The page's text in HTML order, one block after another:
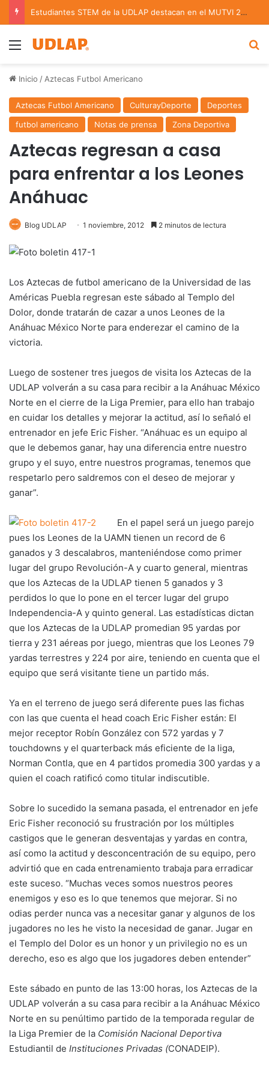
Estudiantes STEM de la UDLAP destacan en el MUTVI 2026
Menu
Inicio / Aztecas Futbol Americano
Aztecas Futbol Americano CulturayDeporte
Deportes
futbol americano
Notas de prensa Zona Deportiva
Aztecas regresan a casa
para enfrentar a los Leones
Anáhuac
Blog UDLAP 1 noviembre, 2012 2 minutos de lectura
Los Aztecas de futbol americano de la Universidad de las
Américas Puebla regresan este sábado al Templo del
Dolor, donde tratarán de cazar a unos Leones de la
Anáhuac México Norte para enderezar el camino de la
victoria.
Luego de sostener tres juegos de visita los Aztecas de la
UDLAP volverán a su casa para recibir a la Anáhuac México
Norte en el cierre de la Liga Premier, para ello han trabajo
en cuidar los detalles y mejorar la actitud, así lo señaló el
entrenador en jefe Eric Fisher. “Anáhuac es un equipo al
que le debemos ganar, hay una diferencia entre nuestro
grupo y el suyo, entre nuestros programas, tenemos que
respetarlo pero saldremos con el deseo de mejorar y
ganar”.
En el papel será un juego parejo
pues los Leones de la UAMN tienen un record de 6
ganados y 3 descalabros, manteniéndose como primer
lugar del grupo Revolución-A y cuarto general, mientras
que los Aztecas de la UDLAP tienen 5 ganados y 3
perdidos lo que lo pone en el tercer lugar del grupo
Independencia-A y quinto general. Las estadísticas dictan
que los Aztecas de la UDLAP promedian 95 yardas por
tierra y 231 aéreas por juego, mientras que los Leones 79
yardas terrestres y 224 por aire, teniendo en cuenta que el
equipo que será visitante tiene un partido más.
Ya en el terreno de juego será diferente pues las fichas
con las que cuenta el head coach Eric Fisher están: El
mejor receptor Robín González con 572 yardas y 7
touchdowns y el quarterback más eficiente de la liga,
Norman Contla, que en 4 partidos promedia 300 yardas y a
quien el coach ratificó como titular indiscutible.
Sobre lo sucedido la semana pasada, el entrenador en jefe
Eric Fisher reconoció su frustración por los múltiples
castigos que le generan desventajas y yardas en contra,
así como la actitud y desconcentración de su equipo, pero
advirtió que en cada entrenamiento trabaja para erradicar
este suceso. “Muchas veces somos nuestros peores
enemigos y eso es lo que tenemos que mejorar. Si no
odias perder nunca vas a necesitar ganar y algunos de los
jugadores no les he visto la necesidad de ganar. Jugar en
el Templo del Dolor es un honor y un privilegio no es un
derecho, eso es algo que los jugadores deben entender”
Este sábado en punto de las 13:00 horas, los Aztecas de la
UDLAP volverán a su casa para recibir a la Anáhuac México
Norte en su penúltimo partido de la temporada regular de
la Liga Premier de la Comisión Nacional Deportiva
Estudiantil de Instituciones Privadas (CONADEIP).